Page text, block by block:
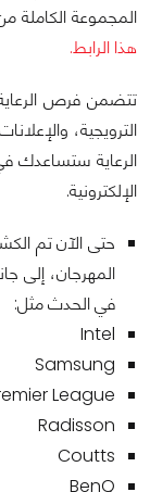
المجموعة الكاملة
هذا الرابط.
تتضمن فرص الرعاية
الترويجية،
الرعاية ستساعدك
الإلكترونية.
حتى الآن تم
المهرجان، إلى
في الحدث مثل:
Intel
Samsung
League
Radisson
Coutts
BenQ